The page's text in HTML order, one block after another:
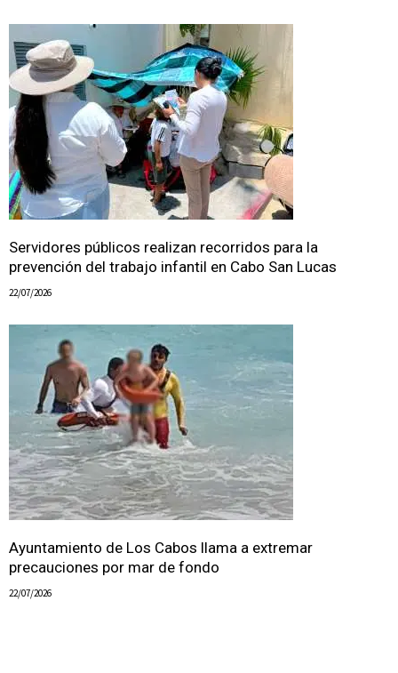
Servidores públicos realizan recorridos para la
prevención del trabajo infantil en Cabo San Lucas
22/07/2026
Ayuntamiento de Los Cabos llama a extremar
precauciones por mar de fondo
22/07/2026